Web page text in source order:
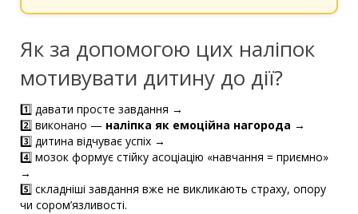
Як за допомогою цих наліпок
мотивувати дитину до дії?
1️⃣ давати просте завдання →
2️⃣ виконано — наліпка як емоційна нагорода →
3️⃣ дитина відчуває успіх →
4️⃣ мозок формує стійку асоціацію «навчання = приємно»
→
5️⃣ складніші завдання вже не викликають страху, опору
чи сором’язливості.